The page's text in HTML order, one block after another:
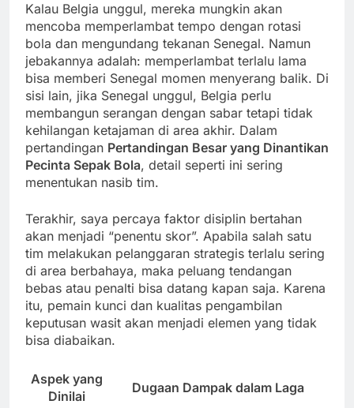
Kalau Belgia unggul, mereka mungkin akan
mencoba memperlambat tempo dengan rotasi
bola dan mengundang tekanan Senegal. Namun
jebakannya adalah: memperlambat terlalu lama
bisa memberi Senegal momen menyerang balik. Di
sisi lain, jika Senegal unggul, Belgia perlu
membangun serangan dengan sabar tetapi tidak
kehilangan ketajaman di area akhir. Dalam
pertandingan Pertandingan Besar yang Dinantikan
Pecinta Sepak Bola, detail seperti ini sering
menentukan nasib tim.
Terakhir, saya percaya faktor disiplin bertahan
akan menjadi “penentu skor”. Apabila salah satu
tim melakukan pelanggaran strategis terlalu sering
di area berbahaya, maka peluang tendangan
bebas atau penalti bisa datang kapan saja. Karena
itu, pemain kunci dan kualitas pengambilan
keputusan wasit akan menjadi elemen yang tidak
bisa diabaikan.
Aspek yang
Dinilai
Dugaan Dampak dalam Laga